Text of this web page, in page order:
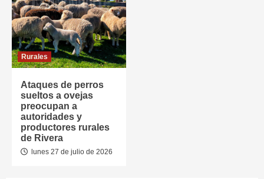
Rurales
Ataques de perros
sueltos a ovejas
preocupan a
autoridades y
productores rurales
de Rivera
lunes 27 de julio de 2026